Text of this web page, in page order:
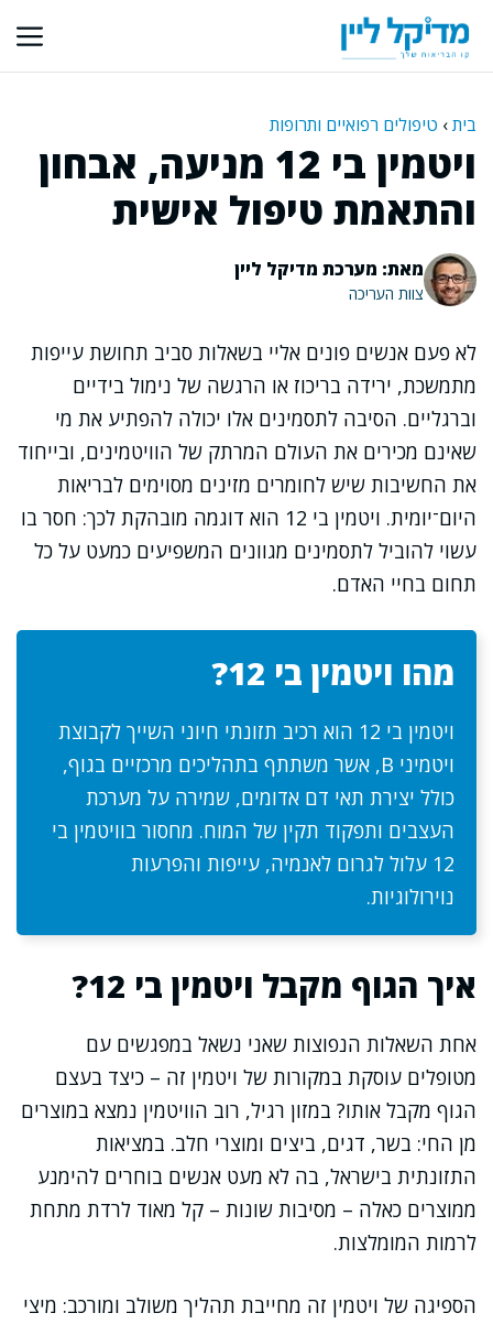
לתוכן
בית› טיפולים רפואיים ותרופות
ויטמין בי 12 מניעה, אבחון
והתאמת טיפול אישית
מאת: מערכת מדיקל ליין
צוות העריכה
לא פעם אנשים פונים אליי בשאלות סביב תחושת עייפות
מתמשכת, ירידה בריכוז או הרגשה של נימול בידיים
וברגליים. הסיבה לתסמינים אלו יכולה להפתיע את מי
שאינם מכירים את העולם המרתק של הוויטמינים, ובייחוד
את החשיבות שיש לחומרים מזינים מסוימים לבריאות
היום־יומית. ויטמין בי 12 הוא דוגמה מובהקת לכך: חסר בו
עשוי להוביל לתסמינים מגוונים המשפיעים כמעט על כל
תחום בחיי האדם.
מהו ויטמין בי 12?
ויטמין בי 12 הוא רכיב תזונתי חיוני השייך לקבוצת
ויטמיני B, אשר משתתף בתהליכים מרכזיים בגוף,
כולל יצירת תאי דם אדומים, שמירה על מערכת
העצבים ותפקוד תקין של המוח. מחסור בוויטמין בי
12 עלול לגרום לאנמיה, עייפות והפרעות
נוירולוגיות.
איך הגוף מקבל ויטמין בי 12?
אחת השאלות הנפוצות שאני נשאל במפגשים עם
מטופלים עוסקת במקורות של ויטמין זה – כיצד בעצם
הגוף מקבל אותו? במזון רגיל, רוב הוויטמין נמצא במוצרים
מן החי: בשר, דגים, ביצים ומוצרי חלב. במציאות
התזונתית בישראל, בה לא מעט אנשים בוחרים להימנע
ממוצרים כאלה – מסיבות שונות – קל מאוד לרדת מתחת
לרמות המומלצות.
הספיגה של ויטמין זה מחייבת תהליך משולב ומורכב: מיצי